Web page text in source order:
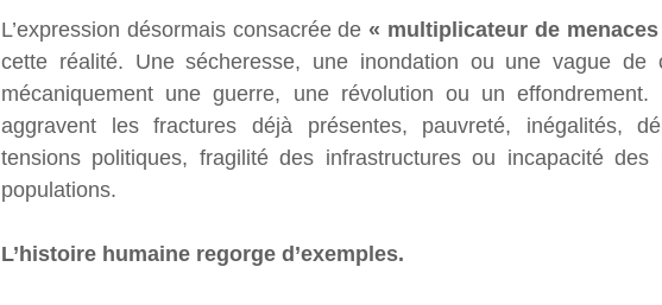
L’expression désormais consacrée de « multiplicateur de menaces
cette réalité. Une sécheresse, une inondation ou une vague de
mécaniquement une guerre, une révolution ou un effondrement.
aggravent les fractures déjà présentes, pauvreté, inégalités,
tensions politiques, fragilité des infrastructures ou incapacité
populations.
L’histoire humaine regorge d’exemples.